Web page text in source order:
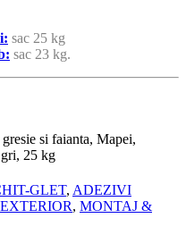
sac 25 kg
sac 23 kg.
si faianta, Mapei,
25 kg
GLET, ADEZIVI
, MONTAJ &